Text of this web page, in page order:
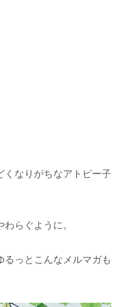
くなりがちなアトピー子
らぐように。
るっとこんなメルマガも